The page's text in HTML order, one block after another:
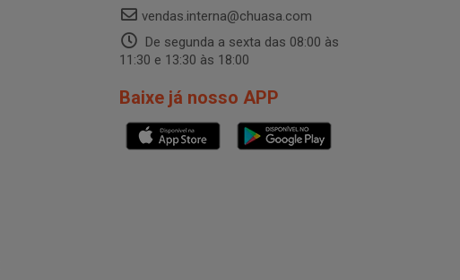
vendas.interna@chuasa.com
De segunda a sexta das 08:00 às
11:30 e 13:30 às 18:00
Baixe já nosso APP